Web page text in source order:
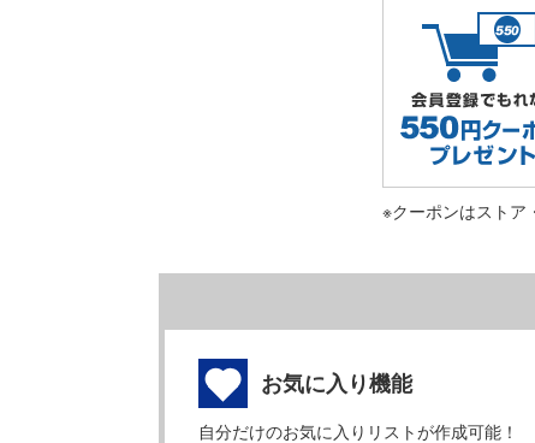
※クーポンはストア
お気に入り機能
自分だけのお気に入りリストが作成可能！